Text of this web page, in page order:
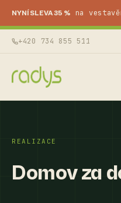
NYNÍ SLEVA 35 % na
+420 734 855 511
REALIZACE
Domov za